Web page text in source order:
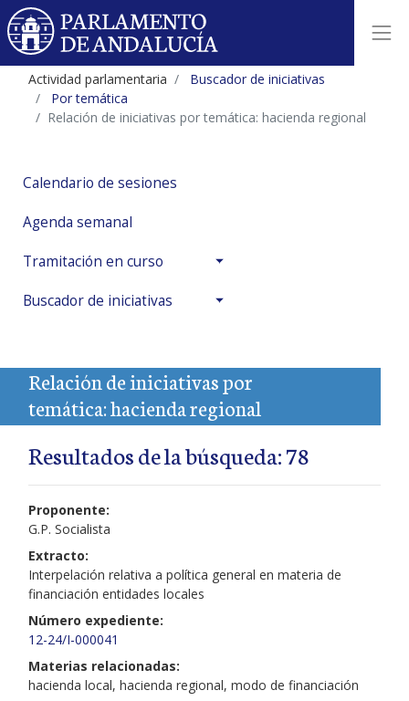
Actividad parlamentaria
Buscador de iniciativas
Por temática
Relación de iniciativas por temática: hacienda regional
Calendario de sesiones
Agenda semanal
Tramitación en curso
Buscador de iniciativas
Relación de iniciativas por
temática: hacienda regional
Resultados de la búsqueda: 78
Proponente:
G.P. Socialista
Extracto:
Interpelación relativa a política general en materia de
financiación entidades locales
Número expediente:
12-24/I-000041
Materias relacionadas:
hacienda local, hacienda regional, modo de financiación